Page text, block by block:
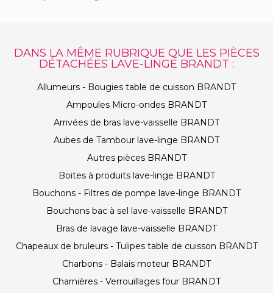
DANS LA MÊME RUBRIQUE QUE LES PIÈCES
DÉTACHÉES LAVE-LINGE BRANDT :
Allumeurs - Bougies table de cuisson BRANDT
Ampoules Micro-ondes BRANDT
Arrivées de bras lave-vaisselle BRANDT
Aubes de Tambour lave-linge BRANDT
Autres pièces BRANDT
Boites à produits lave-linge BRANDT
Bouchons - Filtres de pompe lave-linge BRANDT
Bouchons bac à sel lave-vaisselle BRANDT
Bras de lavage lave-vaisselle BRANDT
Chapeaux de bruleurs - Tulipes table de cuisson BRANDT
Charbons - Balais moteur BRANDT
Charnières - Verrouillages four BRANDT